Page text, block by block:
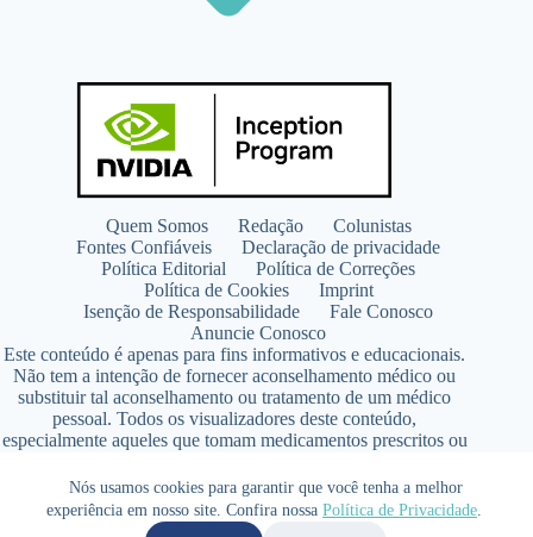
Nós usamos cookies para garantir que você tenha a melhor
experiência em nosso site. Confira nossa Política de Privacidade.
Quem Somos Redação
Colunistas
Fontes Confiáveis
Declaração de privacidade
Política Editorial
Política de Correções
Política de Cookies
Imprint
Isenção de Responsabilidade
Fale Conosco
Anuncie Conosco
Este conteúdo é apenas para fins informativos e educacionais.
Não tem a intenção de fornecer aconselhamento médico ou
substituir tal aconselhamento ou tratamento de um médico
pessoal. Todos os visualizadores deste conteúdo,
especialmente aqueles que tomam medicamentos prescritos ou
qualquer programa de nutrição, suplementação ou estilo de
vida.